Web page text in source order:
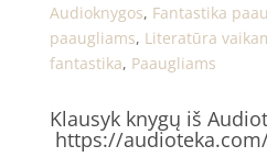
Audioknygos, Fantastika
paaugliams, Literatūra
fantastika, Paaugliams
Klausyk knygų iš
https://